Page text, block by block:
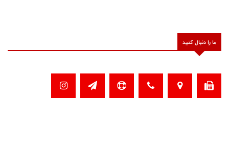
ما را دنبال کنید